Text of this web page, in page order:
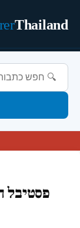
Thailand
פסטיבל